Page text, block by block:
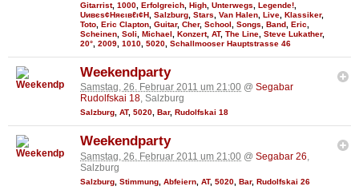
Gitarrist, 1000 Erfolgreich High Unterwegs Legende!
Uивєs¢Няєιвℓι¢Н Salzburg Stars Van Halen Live Klassiker,
Toto Eric Clapton Guitar, Cher, School Songs Band Eric
Scheinen Soli Michael Konzert, AT, The Line Steve Lukather,
20° 2009 1010 5020 Schallmooser Hauptstrasse 46
Weekendparty
Samstag, 26. Februar 2011 um 21:00 @ Segabar
Rudolfskai 18, Salzburg
Salzburg AT, 5020 Bar, Rudolfskai 18
Weekendparty
Samstag, 26. Februar 2011 um 21:00 @ Segabar 26
Salzburg
Salzburg Stimmung Abfeiern AT, 5020 Bar, Rudolfskai 26